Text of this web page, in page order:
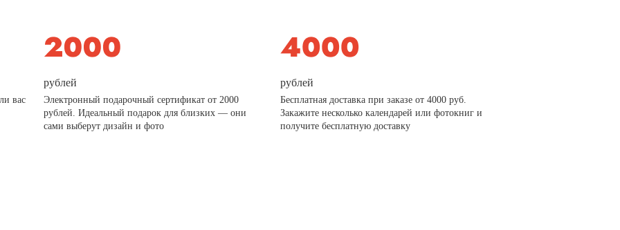
вас
рублей
Электронный подарочный сертификат от 2000
рублей. Идеальный подарок для близких — они
сами выберут дизайн и фото
рублей
Бесплатная доставка при заказе от 4000 руб.
Закажите несколько календарей или фотокниг и
получите бесплатную доставку